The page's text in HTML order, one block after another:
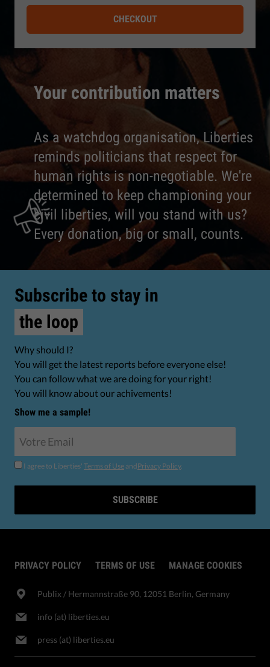
Your contribution matters
As a watchdog organisation, Liberties
reminds politicians that respect for
human rights is non-negotiable. We're
determined to keep championing your
civil liberties, will you stand with us?
Every donation, big or small, counts.
CHECKOUT
Subscribe to stay in
the loop
Why should I?
You will get the latest reports before everyone else!
You can follow what we are doing for your right!
You will know about our achivements!
Show me a sample!
I agree to Liberties' Terms of Use andPrivacy Policy.
SUBSCRIBE
PRIVACY POLICY TERMS OF USE MANAGE COOKIES
Publix​ / Hermannstraße 90, 12051 Berlin, Germany
info (at) liberties.eu
press (at) liberties.eu